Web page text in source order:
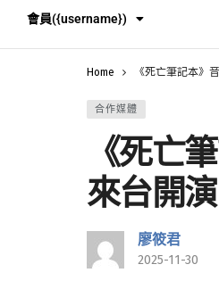
會員({username})
Home 《死亡筆記本》
合作媒體
《死亡
來台開演
廖筱君
2025-11-30